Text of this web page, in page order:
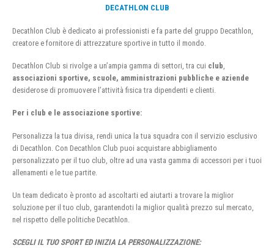
DECATHLON CLUB
Decathlon Club è dedicato ai professionisti e fa parte del gruppo Decathlon,
creatore e fornitore di attrezzature sportive in tutto il mondo.
Decathlon Club si rivolge a un’ampia gamma di settori, tra cui club
associazioni sportive, scuole, amministrazioni pubbliche e aziende
desiderose di promuovere l’attività fisica tra dipendenti e clienti.
Per i club e le associazione sportive:
Personalizza la tua divisa, rendi unica la tua squadra con il servizio esclusivo
di Decathlon. Con Decathlon Club puoi acquistare abbigliamento
personalizzato per il tuo club, oltre ad una vasta gamma di accessori per i tuoi
allenamenti e le tue partite.
Un team dedicato è pronto ad ascoltarti ed aiutarti a trovare la miglior
soluzione per il tuo club, garantendoti la miglior qualità prezzo sul mercato,
nel rispetto delle politiche Decathlon.
SCEGLI IL TUO SPORT ED INIZIA LA PERSONALIZZAZIONE: